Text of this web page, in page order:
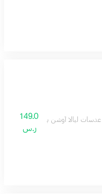
عدسات ليالا أوشن بلو بلون سادة عبوة من 2
149.0
ر.س